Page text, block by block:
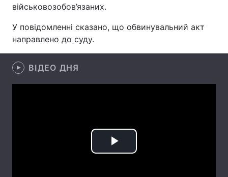
Цікавинки
Екологія Регіони
Лонгріди
Відео з Youtube Статті
Вакансії
військовозобов’язаних.
У повідомленні сказано, що обвинувальний акт
направлено до суду.
ВІДЕО ДНЯ
Play